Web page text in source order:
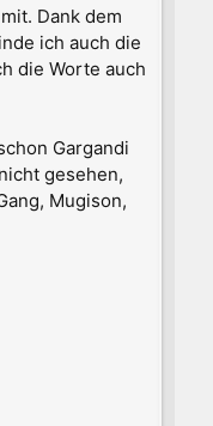
Dank dem
ich auch die
die Worte auch
Gargandi
gesehen,
Mugison,